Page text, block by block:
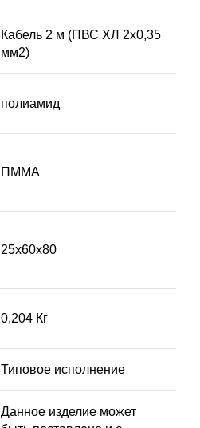
Кабель 2 м (ПВС ХЛ 2х0,35
мм2)
полиамид
ПММА
25х60х80
0,204 Кг
Типовое исполнение
Данное изделие может